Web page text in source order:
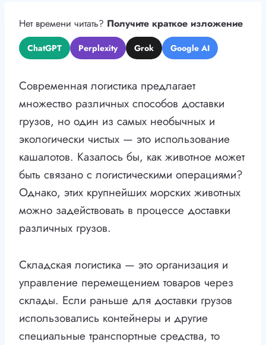
Нет времени читать? Получите краткое изложение
ChatGPT Perplexity Grok Google AI
Современная логистика предлагает
множество различных способов доставки
грузов, но один из самых необычных и
экологически чистых — это использование
кашалотов. Казалось бы, как животное может
быть связано с логистическими операциями?
Однако, этих крупнейших морских животных
можно задействовать в процессе доставки
различных грузов.
Складская логистика — это организация и
управление перемещением товаров через
склады. Если раньше для доставки грузов
использовались контейнеры и другие
специальные транспортные средства, то